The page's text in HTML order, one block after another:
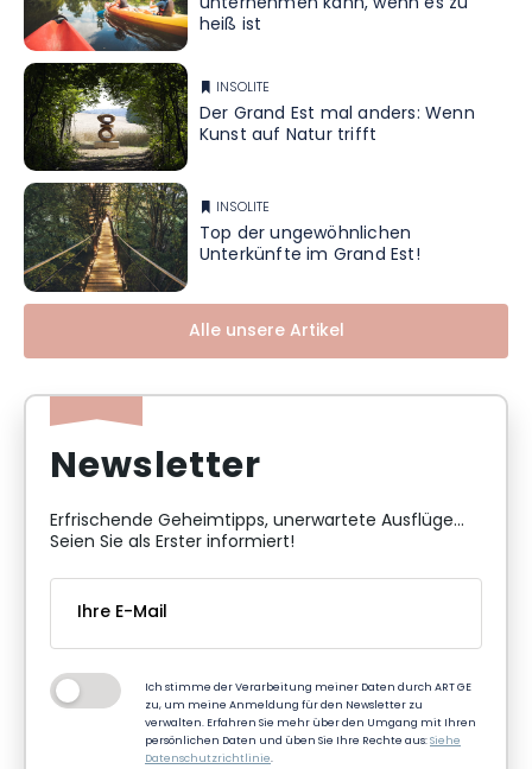
heiß ist
INSOLITE
Der Grand Est mal anders: Wenn
Kunst auf Natur trifft
INSOLITE
Top der ungewöhnlichen
Unterkünfte im Grand Est!
Alle unsere Artikel
Newsletter
Erfrischende Geheimtipps, unerwartete Ausflüge...
Seien Sie als Erster informiert!
Ich stimme der Verarbeitung meiner Daten durch ART GE
zu, um meine Anmeldung für den Newsletter zu
verwalten. Erfahren Sie mehr über den Umgang mit Ihren
persönlichen Daten und üben Sie Ihre Rechte aus:Siehe
Datenschutzrichtlinie.